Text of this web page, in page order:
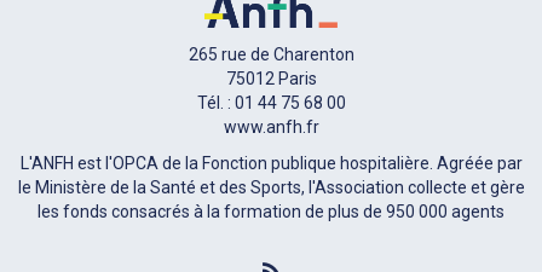
265 rue de Charenton
75012 Paris
Tél. : 01 44 75 68 00
www.anfh.fr
L'ANFH est l'OPCA de la Fonction publique hospitalière. Agréée par
le Ministère de la Santé et des Sports, l'Association collecte et gère
les fonds consacrés à la formation de plus de 950 000 agents